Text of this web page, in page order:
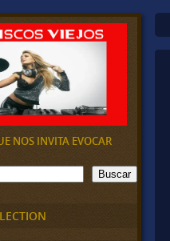
NOS INVITA EVOCAR
Buscar